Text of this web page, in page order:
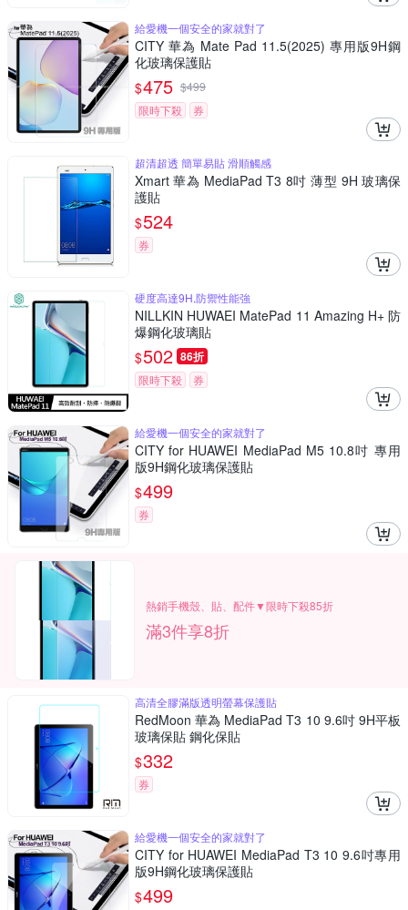
給愛機一個安全的家就對了
CITY 華為 Mate Pad 11.5(2025) 專用版9H鋼
化玻璃保護貼
$475 $499
限時下殺
券
超清超透 簡單易貼 滑順觸感
Xmart 華為 MediaPad T3 8吋 薄型 9H 玻璃保
護貼
$524
券
硬度高達9H,防禦性能強
NILLKIN HUWAEI MatePad 11 Amazing H+ 防
爆鋼化玻璃貼
$502 86折
限時下殺 券
給愛機一個安全的家就對了
CITY for HUAWEI MediaPad M5 10.8吋 專用
版9H鋼化玻璃保護貼
$499
券
熱銷手機殼、貼、配件▼限時下殺85折
滿3件享8折
高清全膠滿版透明螢幕保護貼
RedMoon 華為 MediaPad T3 10 9.6吋 9H平板
玻璃保貼 鋼化保貼
$332
券
給愛機一個安全的家就對了
CITY for HUAWEI MediaPad T3 10 9.6吋專用
版9H鋼化玻璃保護貼
$499